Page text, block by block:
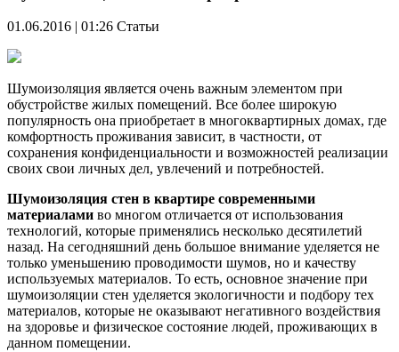
01.06.2016 | 01:26 Статьи
Шумоизоляция является очень важным элементом при
обустройстве жилых помещений. Все более широкую
популярность она приобретает в многоквартирных домах, где
комфортность проживания зависит, в частности, от
сохранения конфиденциальности и возможностей реализации
своих свои личных дел, увлечений и потребностей.
Шумоизоляция стен в квартире современными
материалами во многом отличается от использования
технологий, которые применялись несколько десятилетий
назад. На сегодняшний день большое внимание уделяется не
только уменьшению проводимости шумов, но и качеству
используемых материалов. То есть, основное значение при
шумоизоляции стен уделяется экологичности и подбору тех
материалов, которые не оказывают негативного воздействия
на здоровье и физическое состояние людей, проживающих в
данном помещении.